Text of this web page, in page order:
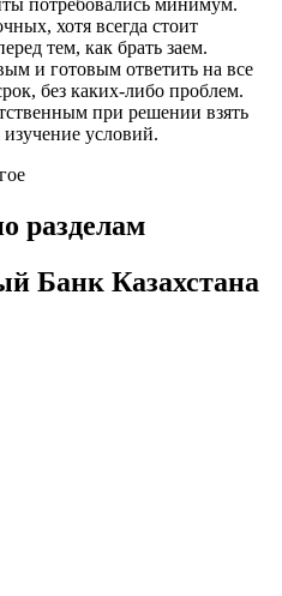
хотя всегда стоит
тем, как брать заем.
и готовым ответить на все
без каких-либо проблем.
при решении взять
условий.
разделам
Банк Казахстана